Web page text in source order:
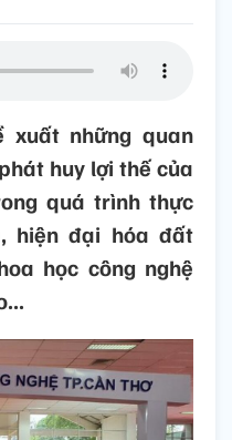
xuất những quan
huy lợi thế của
quá trình thực
hiện đại hóa đất
học công nghệ